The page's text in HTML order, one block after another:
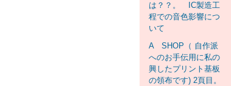
は？？。 IC製造工
程での音色影響につ
いて
A SHOP（ 自作派
へのお手伝用に私の
興したプリント基板
の領布です) 2頁目。